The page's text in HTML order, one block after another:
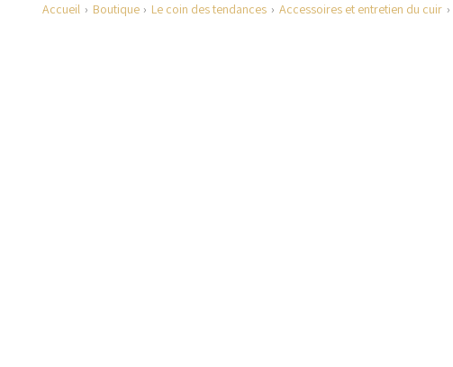
Accueil Boutique Le coin des tendances Accessoires et entretien du cuir